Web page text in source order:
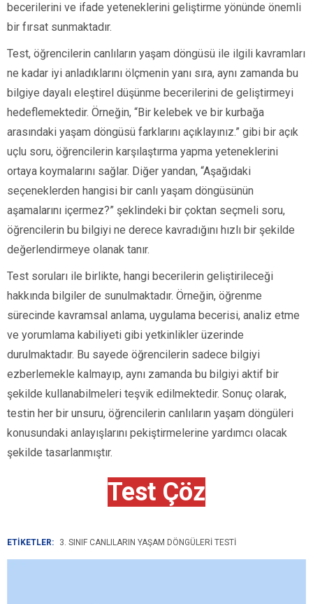
becerilerini ve ifade yeteneklerini geliştirme yönünde önemli
bir fırsat sunmaktadır.
Test, öğrencilerin canlıların yaşam döngüsü ile ilgili kavramları
ne kadar iyi anladıklarını ölçmenin yanı sıra, aynı zamanda bu
bilgiye dayalı eleştirel düşünme becerilerini de geliştirmeyi
hedeflemektedir. Örneğin, “Bir kelebek ve bir kurbağa
arasındaki yaşam döngüsü farklarını açıklayınız.” gibi bir açık
uçlu soru, öğrencilerin karşılaştırma yapma yeteneklerini
ortaya koymalarını sağlar. Diğer yandan, “Aşağıdaki
seçeneklerden hangisi bir canlı yaşam döngüsünün
aşamalarını içermez?” şeklindeki bir çoktan seçmeli soru,
öğrencilerin bu bilgiyi ne derece kavradığını hızlı bir şekilde
değerlendirmeye olanak tanır.
Test soruları ile birlikte, hangi becerilerin geliştirileceği
hakkında bilgiler de sunulmaktadır. Örneğin, öğrenme
sürecinde kavramsal anlama, uygulama becerisi, analiz etme
ve yorumlama kabiliyeti gibi yetkinlikler üzerinde
durulmaktadır. Bu sayede öğrencilerin sadece bilgiyi
ezberlemekle kalmayıp, aynı zamanda bu bilgiyi aktif bir
şekilde kullanabilmeleri teşvik edilmektedir. Sonuç olarak,
testin her bir unsuru, öğrencilerin canlıların yaşam döngüleri
konusundaki anlayışlarını pekiştirmelerine yardımcı olacak
şekilde tasarlanmıştır.
Test Çöz
ETİKETLER: 3. SINIF CANLILARIN YAŞAM DÖNGÜLERI TESTI